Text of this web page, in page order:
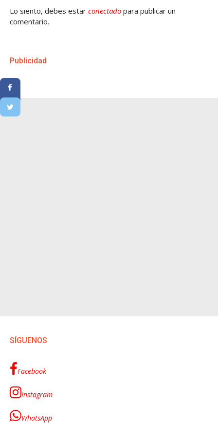
Lo siento, debes estar conectado para publicar un
comentario.
Publicidad
SÍGUENOS
Facebook
Instagram
WhatsApp